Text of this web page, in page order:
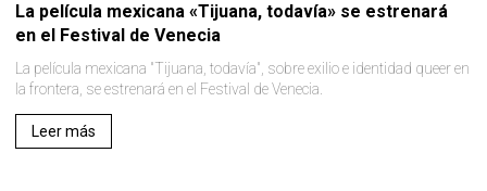
La película mexicana «Tijuana, todavía» se estrenará
en el Festival de Venecia
La película mexicana "Tijuana, todavía", sobre exilio e identidad queer en
la frontera, se estrenará en el Festival de Venecia.
Leer más